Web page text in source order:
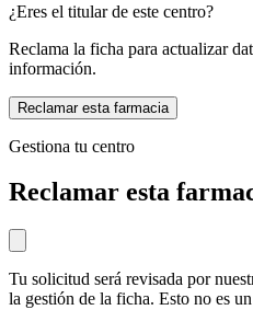
¿Eres el titular de este centro?
Reclama la ficha para actualizar
información.
Reclamar esta farmacia
Gestiona tu centro
Reclamar esta
Tu solicitud será revisada por
la gestión de la ficha. Esto no es